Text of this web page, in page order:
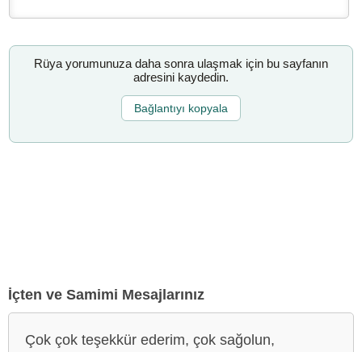
Rüya yorumunuza daha sonra ulaşmak için bu sayfanın
adresini kaydedin.
Bağlantıyı kopyala
İçten ve Samimi Mesajlarınız
Çok çok teşekkür ederim, çok sağolun,